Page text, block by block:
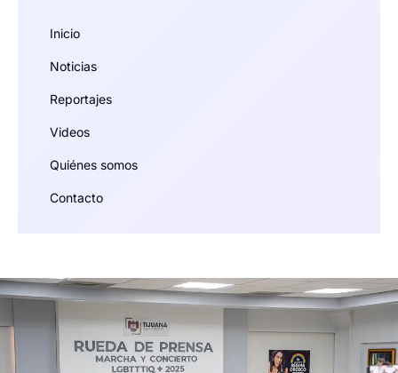
Inicio
Noticias
Reportajes
Videos
Quiénes somos
Contacto